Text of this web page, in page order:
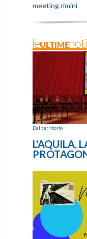
meeting rimini
Dal territorio
L'AQUILA,